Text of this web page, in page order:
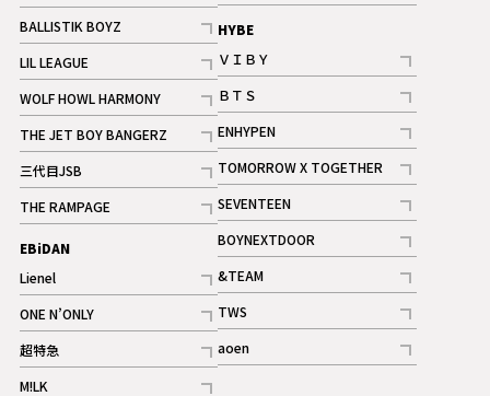
記事
BALLISTIK BOYZ
記事
LIL LEAGUE
記事
WOLF HOWL HARMONY
記事
THE JET BOY BANGERZ
記事
三代目JSB
記事
THE RAMPAGE
記事
ギャラリー
EBiDAN
Lienel
記事
ONE N’ONLY
記事
超特急
記事
M!LK
記事
HYBE
ＶＩＢＹ
記事
ＢＴＳ
記事
ENHYPEN
記事
TOMORROW X TOGETHER
記事
ギャラリー
SEVENTEEN
記事
BOYNEXTDOOR
記事
&TEAM
記事
TWS
記事
aoen
記事